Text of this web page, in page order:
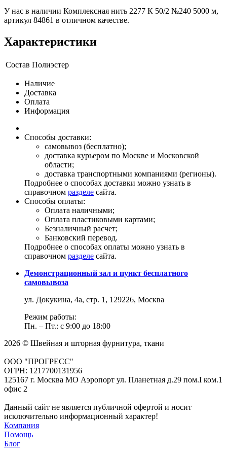
У нас в наличии Комплексная нить 2277 К 50/2 №240 5000 м,
артикул 84861 в отличном качестве.
Характеристики
Состав Полиэстер
Наличие
Доставка
Оплата
Информация
Способы доставки:
самовывоз (бесплатно);
доставка курьером по Москве и Московской
области;
доставка транспортными компаниями (регионы).
Подробнее о способах доставки можно узнать в
справочном разделе сайта.
Способы оплаты:
Оплата наличными;
Оплата пластиковыми картами;
Безналичный расчет;
Банковский перевод.
Подробнее о способах оплаты можно узнать в
справочном разделе сайта.
Демонстрационный зал и пункт бесплатного
самовывоза
ул. Докукина, 4а, стр. 1, 129226, Москва
Режим работы:
Пн. – Пт.: с 9:00 до 18:00
2026 © Швейная и шторная фурнитура, ткани
ООО "ПРОГРЕСС"
ОГРН: 1217700131956
125167 г. Москва МО Аэропорт ул. Планетная д.29 пом.I ком.1
офис 2
Данный сайт не является публичной офертой и носит
исключительно информационный характер!
Компания
Помощь
Блог